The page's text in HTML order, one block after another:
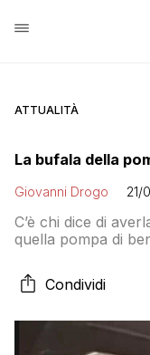
ATTUALITÀ
La bufala della
Giovanni Drogo 21/
C’è chi dice di
quella pompa di
dell’Internet che
Condividi